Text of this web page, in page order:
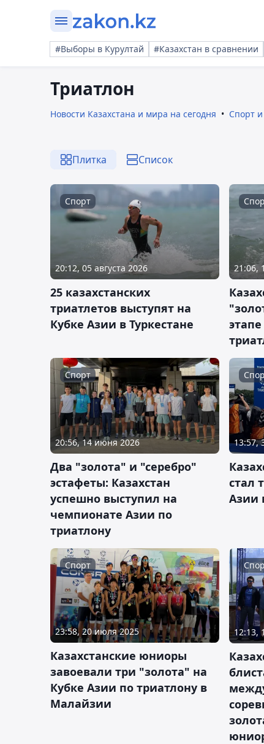
#Выборы в Курултай #Казахстан в сравнении
Триатлон
Новости Казахстана и мира на сегодня Спорт
Плитка Список
Спорт
20:12, 05 августа 2026
25 казахстанских
триатлетов выступят на
Кубке Азии в Туркестане
21:06,
Спорт
20:56, 14 июня 2026
Два "золота" и "серебро"
эстафеты: Казахстан
успешно выступил на
чемпионате Азии по
триатлону
13:57,
стал
Азии
Спорт
23:58, 20 июля 2025
Казахстанские юниоры
завоевали три "золота" на
Кубке Азии по триатлону в
Малайзии
12:13,